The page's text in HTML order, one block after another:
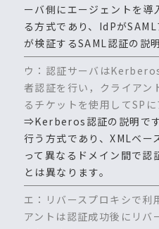
ーバ側にエージェントを導
る方式であり、IdPが
が検証するSAML認証の説
ウ：認証サーバは
者認証を行い，クライアン
るチケットを使用してSPに
⇒Kerberos認証の説明で
行う方式であり、XMLベー
って異なるドメイン間で
とは異なります。
エ：リバースプロキシで利
アントは認証成功後にリバ